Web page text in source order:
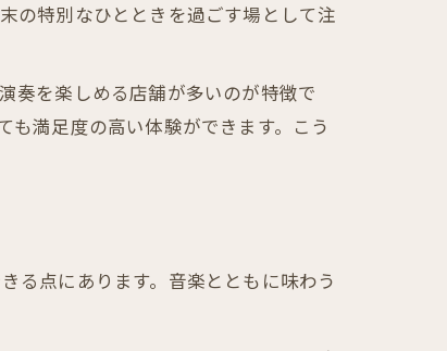
の特別なひとときを過ごす場として注
奏を楽しめる店舗が多いのが特徴で
満足度の高い体験ができます。こう
る点にあります。音楽とともに味わう